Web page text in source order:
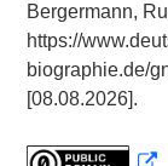
Bergermann,
https://
biographie.de/
[08.08.2026].